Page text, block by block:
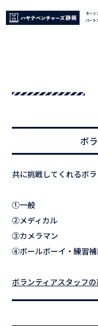
ネーミ
パート
ボ
共に挑戦してくれるボ
①一般
②メディカル
③カメラマン
④ボールボーイ・練習
ボランティアスタッフ